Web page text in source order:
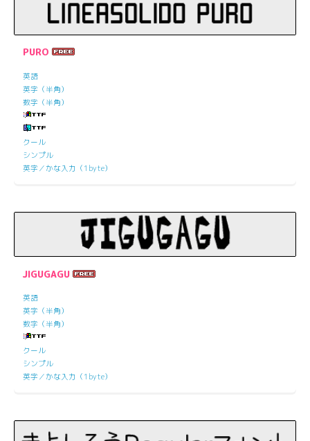
PURO
英語
英字（半角）
数字（半角）
クール
シンプル
英字／かな入力（1byte）
JIGUGAGU
英語
英字（半角）
数字（半角）
クール
シンプル
英字／かな入力（1byte）